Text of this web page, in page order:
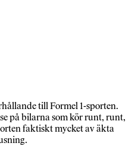
till Formel 1-sporten.
på bilarna som kör runt, runt,
faktiskt mycket av äkta